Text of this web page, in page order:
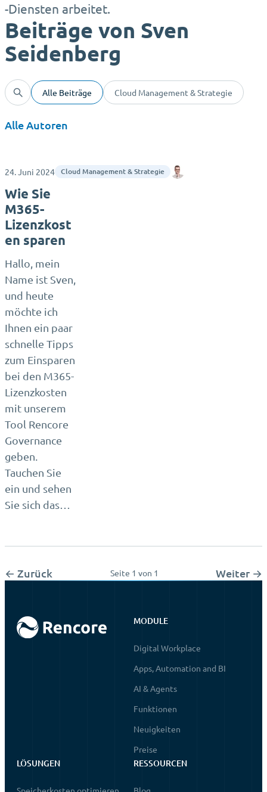
-Diensten arbeitet.
Beiträge von Sven
Seidenberg
Alle Beiträge Cloud Management & Strategie
Alle Autoren
24. Juni 2024 Cloud Management & Strategie
Wie Sie
M365-
Lizenzkost
en sparen
Hallo, mein
Name ist Sven,
und heute
möchte ich
Ihnen ein paar
schnelle Tipps
zum Einsparen
bei den M365-
Lizenzkosten
mit unserem
Tool Rencore
Governance
geben.
Tauchen Sie
ein und sehen
Sie sich das…
← Zurück Seite 1 von 1 Weiter →
MODULE
Digital Workplace
Apps, Automation and BI
AI & Agents
Funktionen
Neuigkeiten
Preise
LÖSUNGEN RESSOURCEN